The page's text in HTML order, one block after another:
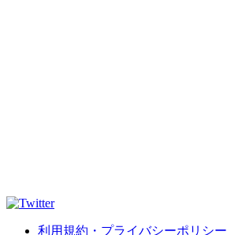
利用規約・プライバシーポリシー